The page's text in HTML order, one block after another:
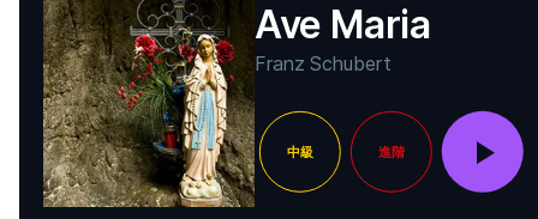
Ave Maria
Franz Schubert
中級 進階